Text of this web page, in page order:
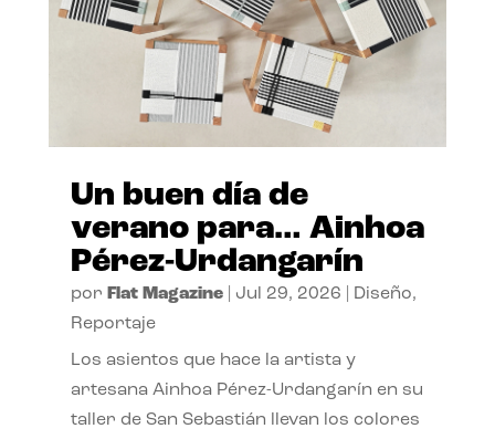
Un buen día de
verano para… Ainhoa
Pérez-Urdangarín
por Flat Magazine| Jul 29, 2026 Diseño,
Reportaje
Los asientos que hace la artista y
artesana Ainhoa Pérez-Urdangarín en su
taller de San Sebastián llevan los colores